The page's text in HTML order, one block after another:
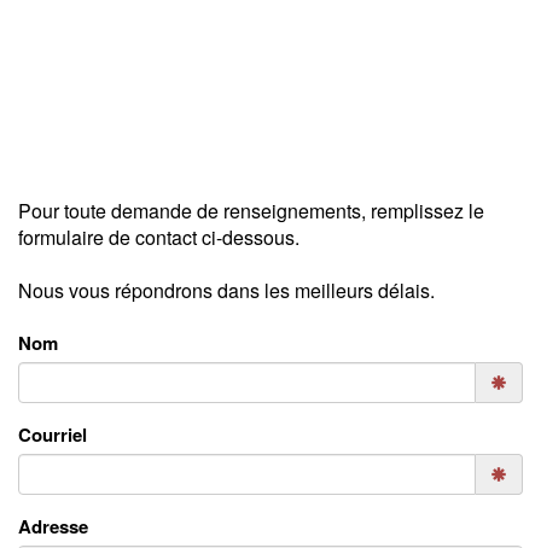
Pour toute demande de renseignements, remplissez le
formulaire de contact ci-dessous.
Nous vous répondrons dans les meilleurs délais.
Nom
Courriel
Adresse